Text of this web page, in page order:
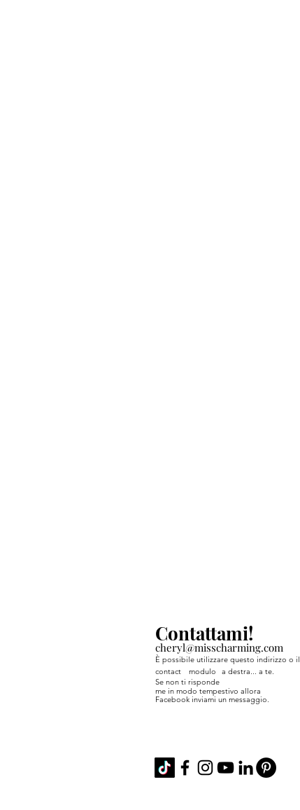
Contattami!
cheryl@misscharming.com
È possibile utilizzare questo indirizzo o il
contact
modulo
a destra... a te.
Se non ti risponde
me in modo tempestivo allora
Facebook inviami un messaggio.